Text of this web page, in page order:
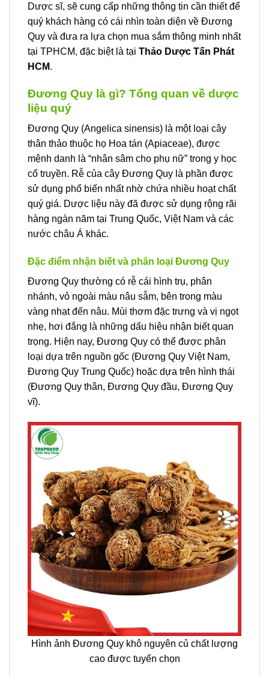
Dược sĩ, sẽ cung cấp những thông tin cần thiết để
quý khách hàng có cái nhìn toàn diện về Đương
Quy và đưa ra lựa chọn mua sắm thông minh nhất
tại TPHCM, đặc biệt là tại Thảo Dược Tấn Phát
HCM.
Đương Quy là gì? Tổng quan về dược
liệu quý
Đương Quy (Angelica sinensis) là một loại cây
thân thảo thuộc họ Hoa tán (Apiaceae), được
mệnh danh là “nhân sâm cho phụ nữ” trong y học
cổ truyền. Rễ của cây Đương Quy là phần được
sử dụng phổ biến nhất nhờ chứa nhiều hoạt chất
quý giá. Dược liệu này đã được sử dụng rộng rãi
hàng ngàn năm tại Trung Quốc, Việt Nam và các
nước châu Á khác.
Đặc điểm nhận biết và phân loại Đương Quy
Đương Quy thường có rễ cái hình trụ, phân
nhánh, vỏ ngoài màu nâu sẫm, bên trong màu
vàng nhạt đến nâu. Mùi thơm đặc trưng và vị ngọt
nhẹ, hơi đắng là những dấu hiệu nhận biết quan
trọng. Hiện nay, Đương Quy có thể được phân
loại dựa trên nguồn gốc (Đương Quy Việt Nam,
Đương Quy Trung Quốc) hoặc dựa trên hình thái
(Đương Quy thân, Đương Quy đầu, Đương Quy
vĩ).
Hình ảnh Đương Quy khô nguyên củ chất lượng
cao được tuyển chọn